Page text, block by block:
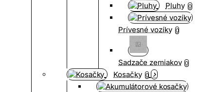
Pluhy 0
Prívesné vozíky 0
Sadzače zemiakov 0
Kosačky 0